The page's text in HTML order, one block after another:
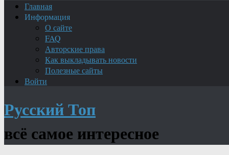
Главная
Информация
О сайте
FAQ
Авторские права
Как выкладывать новости
Полезные сайты
Войти
Русский Топ
всё самое интересное